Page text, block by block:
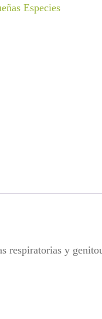
Especies
respiratorias y